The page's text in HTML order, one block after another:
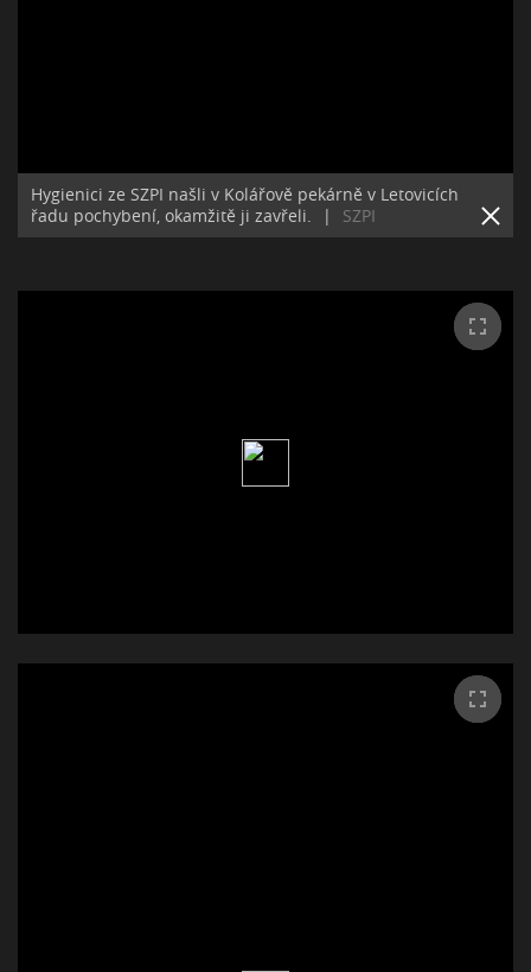
Hygienici ze SZPI našli v Kolářově pekárně v Letovicích
řadu pochybení, okamžitě ji zavřeli.
| SZPI